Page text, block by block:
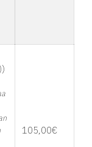
105,00€